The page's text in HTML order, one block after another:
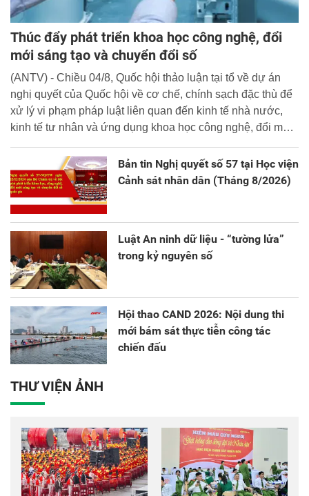
Thúc đẩy phát triển khoa học công nghệ, đổi
mới sáng tạo và chuyển đổi số
(ANTV) - Chiều 04/8, Quốc hội thảo luận tại tổ về dự án
nghị quyết của Quốc hội về cơ chế, chính sạch đặc thù để
xử lý vi phạm pháp luật liên quan đến kinh tế nhà nước,
kinh tế tư nhân và ứng dụng khoa học công nghệ, đổi mới
Bản tin Nghị quyết số 57 tại Học viện
Cảnh sát nhân dân (Tháng 8/2026)
Luật An ninh dữ liệu - “tường lửa”
trong kỷ nguyên số
Hội thao CAND 2026: Nội dung thi
mới bám sát thực tiễn công tác
chiến đấu
THƯ VIỆN ẢNH